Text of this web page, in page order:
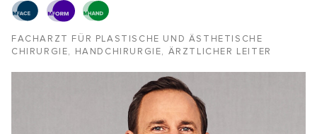
FACHARZT FÜR PLASTISCHE UND ÄSTHETISCHE
CHIRURGIE, HANDCHIRURGIE, ÄRZTLICHER LEITER